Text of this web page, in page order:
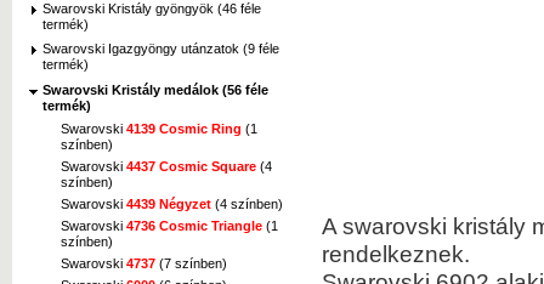
Swarovski Kristály gyöngyök (46 féle
termék)
Swarovski Igazgyöngy utánzatok (9 féle
termék)
Swarovski Kristály medálok (56 féle
termék)
Swarovski 4139 Cosmic Ring (1
színben)
Swarovski 4437 Cosmic Square (4
színben)
Swarovski 4439 Négyzet (4 színben)
Swarovski 4736 Cosmic Triangle (1
színben)
Swarovski 4737 (7 színben)
A swarovski kristály
rendelkeznek.